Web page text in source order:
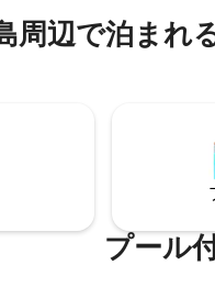
囲気が特徴で、ご家族やグ
です。キッチン、バーベキ
ベッド：キング、クイー
、フルード、ツイン、ツイ
ツイン
周⁠辺⁠で泊⁠ま⁠れ⁠
プール